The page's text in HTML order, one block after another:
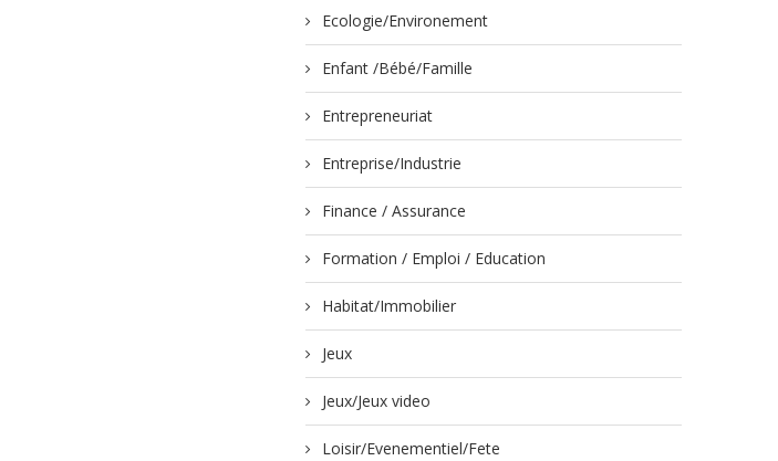
Ecologie/Environement
Enfant /Bébé/Famille
Entrepreneuriat
Entreprise/Industrie
Finance / Assurance
Formation / Emploi / Education
Habitat/Immobilier
Jeux
Jeux/Jeux video
Loisir/Evenementiel/Fete